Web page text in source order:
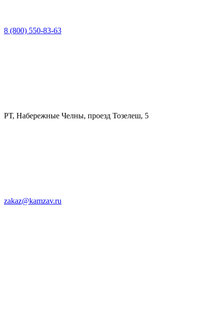
8 (800) 550-83-63
РТ, Набережные Челны, проезд Тозелеш, 5
zakaz@kamzav.ru